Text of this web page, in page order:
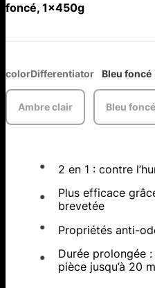
foncé, 1x450g
colorDifferentiator Bleu foncé
Ambre clair Bleu foncé
2 en 1 : contre
Plus efficace
brevetée
Propriétés anti-
Durée prolongée :
pièce jusqu’à 20 m